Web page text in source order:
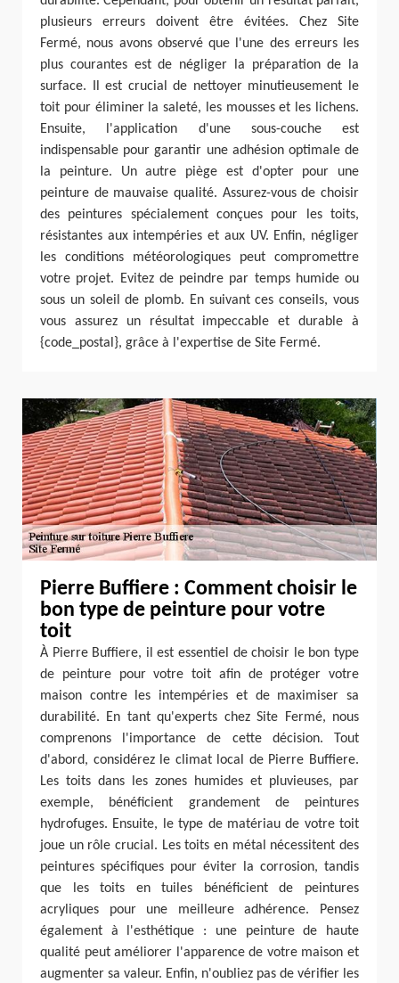
plusieurs erreurs doivent être évitées. Chez Site
Fermé, nous avons observé que l'une des erreurs les
plus courantes est de négliger la préparation de la
surface. Il est crucial de nettoyer minutieusement le
toit pour éliminer la saleté, les mousses et les lichens.
Ensuite, l'application d'une sous-couche est
indispensable pour garantir une adhésion optimale de
la peinture. Un autre piège est d'opter pour une
peinture de mauvaise qualité. Assurez-vous de choisir
des peintures spécialement conçues pour les toits,
résistantes aux intempéries et aux UV. Enfin, négliger
les conditions météorologiques peut compromettre
votre projet. Evitez de peindre par temps humide ou
sous un soleil de plomb. En suivant ces conseils, vous
vous assurez un résultat impeccable et durable à
{code_postal}, grâce à l'expertise de Site Fermé.
Pierre Buffiere : Comment choisir le
bon type de peinture pour votre
toit
À Pierre Buffiere, il est essentiel de choisir le bon type
de peinture pour votre toit afin de protéger votre
maison contre les intempéries et de maximiser sa
durabilité. En tant qu'experts chez Site Fermé, nous
comprenons l'importance de cette décision. Tout
d'abord, considérez le climat local de Pierre Buffiere.
Les toits dans les zones humides et pluvieuses, par
exemple, bénéficient grandement de peintures
hydrofuges. Ensuite, le type de matériau de votre toit
joue un rôle crucial. Les toits en métal nécessitent des
peintures spécifiques pour éviter la corrosion, tandis
que les toits en tuiles bénéficient de peintures
acryliques pour une meilleure adhérence. Pensez
également à l'esthétique : une peinture de haute
qualité peut améliorer l'apparence de votre maison et
augmenter sa valeur. Enfin, n'oubliez pas de vérifier les